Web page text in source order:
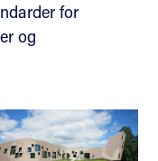
for
og